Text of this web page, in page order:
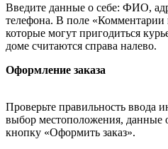
Введите данные о себе: ФИО,
телефона. В поле «Комментарии
которые могут пригодиться
доме считаются справа налево.
Оформление заказа
Проверьте правильность ввода
выбор местоположения, данные
кнопку «Оформить заказ».